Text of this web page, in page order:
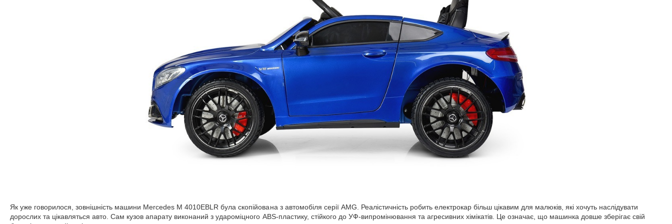
Як уже говорилося, зовнішність машини Mercedes M 4010EBLR була скопійована з автомобіля серії AMG. Реалістичність робить електрокар більш цікавим для малюків, які хочуть наслідувати
дорослих та цікавляться авто. Сам кузов апарату виконаний з удароміцного ABS-пластику, стійкого до УФ-випромінювання та агресивних хімікатів. Це означає, що машинка довше зберігає свій